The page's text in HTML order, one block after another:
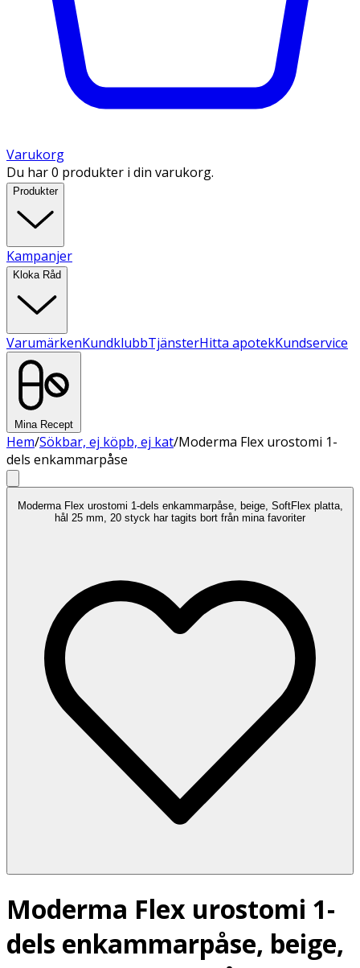
Varukorg
Du har 0 produkter i din varukorg.
Produkter
Kampanjer
Kloka Råd
VarumärkenKundklubbTjänsterHitta apotekKundservice
Mina Recept
Hem/Sökbar, ej köpb, ej kat/Moderma Flex urostomi 1-
dels enkammarpåse
Moderma Flex urostomi 1-dels enkammarpåse, beige, SoftFlex platta,
hål 25 mm, 20 styck har tagits bort från mina favoriter
Moderma Flex urostomi 1-
dels enkammarpåse, beige,